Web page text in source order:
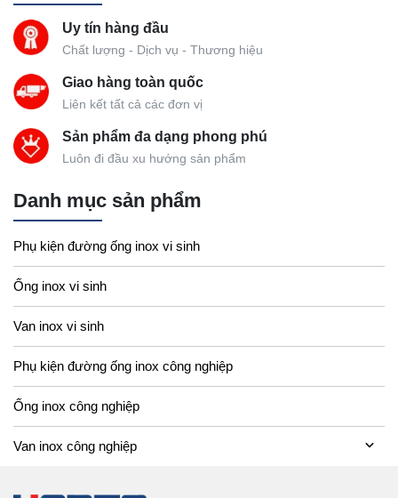
Uy tín hàng đầu
Chất lượng - Dịch vụ - Thương hiệu
Giao hàng toàn quốc
Liên kết tất cả các đơn vị
Sản phẩm đa dạng phong phú
Luôn đi đầu xu hướng sản phẩm
Danh mục sản phẩm
Phụ kiện đường ống inox vi sinh
Ống inox vi sinh
Van inox vi sinh
Phụ kiện đường ống inox công nghiệp
Ống inox công nghiệp
Van inox công nghiệp